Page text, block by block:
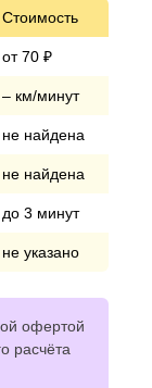
Стоимость
от 70 ₽
– км/минут
не найдена
не найдена
до 3 минут
не указано
офертой
расчёта